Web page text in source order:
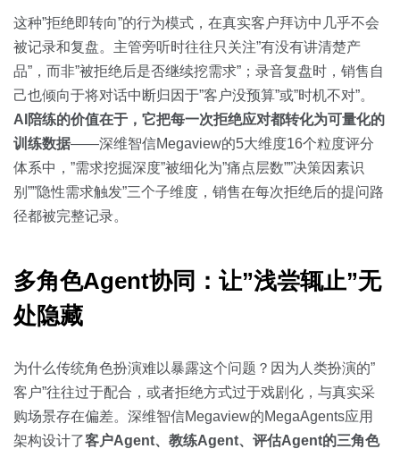
这种”拒绝即转向”的行为模式，在真实客户拜访中几乎不会
被记录和复盘。主管旁听时往往只关注”有没有讲清楚产
品”，而非”被拒绝后是否继续挖需求”；录音复盘时，销售自
己也倾向于将对话中断归因于”客户没预算”或”时机不对”。
AI陪练的价值在于，它把每一次拒绝应对都转化为可量化的
训练数据——深维智信Megaview的5大维度16个粒度评分
体系中，”需求挖掘深度”被细化为”痛点层数””决策因素识
别””隐性需求触发”三个子维度，销售在每次拒绝后的提问路
径都被完整记录。
多角色Agent协同：让”浅尝辄止”无
处隐藏
为什么传统角色扮演难以暴露这个问题？因为人类扮演的”
客户”往往过于配合，或者拒绝方式过于戏剧化，与真实采
购场景存在偏差。深维智信Megaview的MegaAgents应用
架构设计了客户Agent、教练Agent、评估Agent的三角色